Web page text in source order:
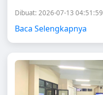
Dibuat: 2026-07-13 04:51:59
Baca Selengkapnya